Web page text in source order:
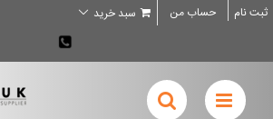
Skip
to
ثبت نام حساب من سبد خرید
02636707898